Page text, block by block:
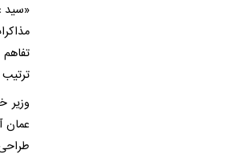
«سید
وزیر
عمان